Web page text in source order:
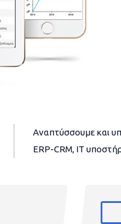
Αναπτύσσουμε και
ERP-CRM, IT